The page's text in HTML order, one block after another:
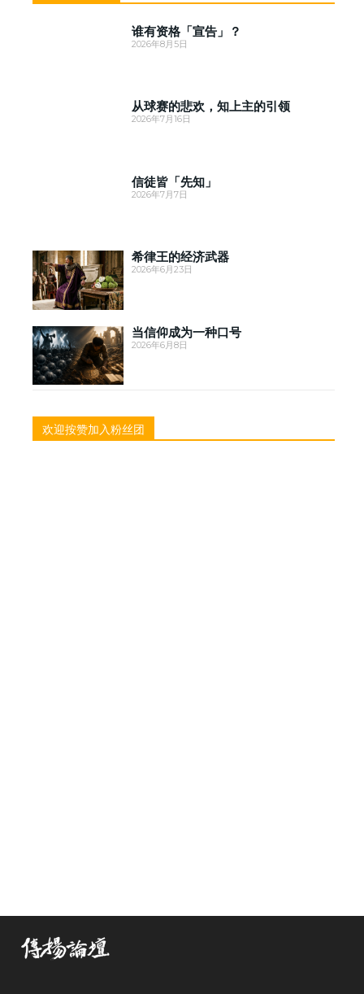
谁有资格「宣告」？
2026年8月5日
从球赛的悲欢，知上主的引领
2026年7月16日
信徒皆「先知」
2026年7月7日
希律王的经济武器
2026年6月23日
当信仰成为一种口号
2026年6月8日
欢迎按赞加入粉丝团